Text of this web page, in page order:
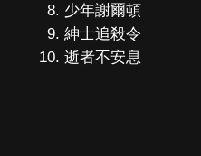
少年謝爾頓
紳士追殺令
逝者不安息